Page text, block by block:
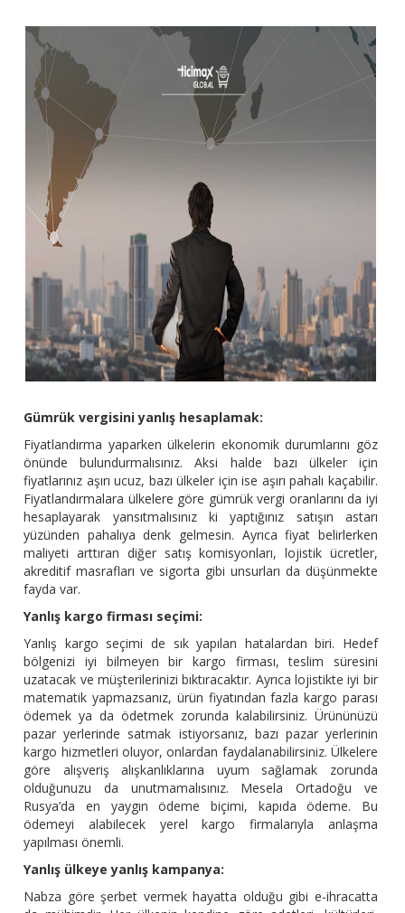
Gümrük vergisini yanlış hesaplamak:
Fiyatlandırma yaparken ülkelerin ekonomik durumlarını göz
önünde bulundurmalısınız. Aksi halde bazı ülkeler için
fiyatlarınız aşırı ucuz, bazı ülkeler için ise aşırı pahalı kaçabilir.
Fiyatlandırmalara ülkelere göre gümrük vergi oranlarını da iyi
hesaplayarak yansıtmalısınız ki yaptığınız satışın astarı
yüzünden pahalıya denk gelmesin. Ayrıca fiyat belirlerken
maliyeti arttıran diğer satış komisyonları, lojistik ücretler,
akreditif masrafları ve sigorta gibi unsurları da düşünmekte
fayda var.
Yanlış kargo firması seçimi:
Yanlış kargo seçimi de sık yapılan hatalardan biri. Hedef
bölgenizi iyi bilmeyen bir kargo firması, teslim süresini
uzatacak ve müşterilerinizi bıktıracaktır. Ayrıca lojistikte iyi bir
matematik yapmazsanız, ürün fiyatından fazla kargo parası
ödemek ya da ödetmek zorunda kalabilirsiniz. Ürününüzü
pazar yerlerinde satmak istiyorsanız, bazı pazar yerlerinin
kargo hizmetleri oluyor, onlardan faydalanabilirsiniz. Ülkelere
göre alışveriş alışkanlıklarına uyum sağlamak zorunda
olduğunuzu da unutmamalısınız. Mesela Ortadoğu ve
Rusya’da en yaygın ödeme biçimi, kapıda ödeme. Bu
ödemeyi alabilecek yerel kargo firmalarıyla anlaşma
yapılması önemli.
Yanlış ülkeye yanlış kampanya:
Nabza göre şerbet vermek hayatta olduğu gibi e-ihracatta